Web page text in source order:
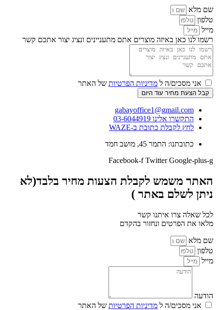
שם מלא
טלפון
מייל
רשמו לנו כאן באיזה מוצרים אתם מתעניינים ונציג יצור אתכם קשר
אני מסכים/ה ל מדיניות הפרטיות של האתר
קבל הצעת מחיר עוד היום
gabayoffice1@gmail.com
התקשרו אלינו 03-6044919
לחץ לקבלת כתובת ב-WAZE
כתובתנו: התמר 45, מושב חמד​
Facebook-f Twitter Google-plus-g
האתר משמש לקבלת הצעות מחיר בלבד(לא
ניתן לשלם באתר )
לכל שאלה צרו איתנו קשר
מלאו את הפרטים ונחזור בהקדם
שם מלא
טלפון
מייל
הודעה
אני מסכים/ה ל מדיניות הפרטיות של האתר